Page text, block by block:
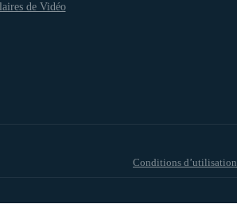
de Vidéo
Conditions d’utilisation